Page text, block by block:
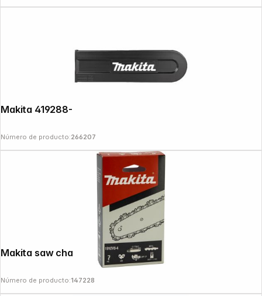
Número de producto:266207
Makita saw chain 10cm 1,1mm
Número de producto:147228
Follow us on